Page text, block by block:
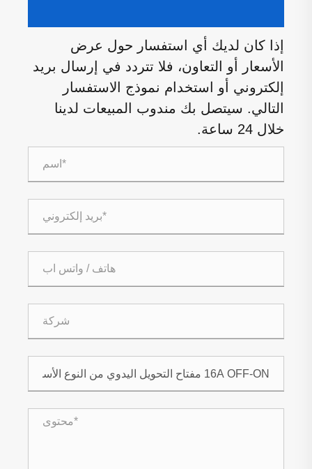
إذا كان لديك أي استفسار حول عرض
الأسعار أو التعاون، فلا تتردد في إرسال بريد
إلكتروني أو استخدام نموذج الاستفسار
التالي. سيتصل بك مندوب المبيعات لدينا
خلال 24 ساعة.